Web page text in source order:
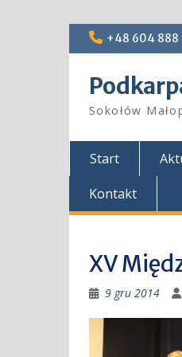
Skip
+48 604 888
Sokołów
Start
Kontakt
XV
9 gru 2014